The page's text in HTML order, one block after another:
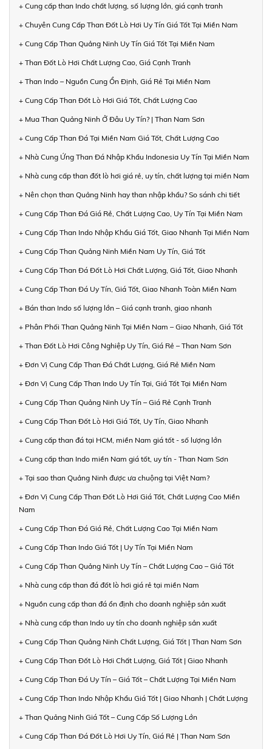
+ Cung cấp than Indo chất lượng, số lượng lớn, giá cạnh tranh
+ Chuyên Cung Cấp Than Đốt Lò Hơi Uy Tín Giá Tốt Tại Miền Nam
+ Cung Cấp Than Quảng Ninh Uy Tín Giá Tốt Tại Miền Nam
+ Than Đốt Lò Hơi Chất Lượng Cao, Giá Cạnh Tranh
+ Than Indo – Nguồn Cung Ổn Định, Giá Rẻ Tại Miền Nam
+ Cung Cấp Than Đốt Lò Hơi Giá Tốt, Chất Lượng Cao
+ Mua Than Quảng Ninh Ở Đâu Uy Tín? | Than Nam Sơn
+ Cung Cấp Than Đá Tại Miền Nam Giá Tốt, Chất Lượng Cao
+ Nhà Cung Ứng Than Đá Nhập Khẩu Indonesia Uy Tín Tại Miền Nam
+ Nhà cung cấp than đốt lò hơi giá rẻ, uy tín, chất lượng tại miền Nam
+ Nên chọn than Quảng Ninh hay than nhập khẩu? So sánh chi tiết
+ Cung Cấp Than Đá Giá Rẻ, Chất Lượng Cao, Uy Tín Tại Miền Nam
+ Cung Cấp Than Indo Nhập Khẩu Giá Tốt, Giao Nhanh Tại Miền Nam
+ Cung Cấp Than Quảng Ninh Miền Nam Uy Tín, Giá Tốt
+ Cung Cấp Than Đá Đốt Lò Hơi Chất Lượng, Giá Tốt, Giao Nhanh
+ Cung Cấp Than Đá Uy Tín, Giá Tốt, Giao Nhanh Toàn Miền Nam
+ Bán than Indo số lượng lớn – Giá cạnh tranh, giao nhanh
+ Phân Phối Than Quảng Ninh Tại Miền Nam – Giao Nhanh, Giá Tốt
+ Than Đốt Lò Hơi Công Nghiệp Uy Tín, Giá Rẻ – Than Nam Sơn
+ Đơn Vị Cung Cấp Than Đá Chất Lượng, Giá Rẻ Miền Nam
+ Đơn Vị Cung Cấp Than Indo Uy Tín Tại, Giá Tốt Tại Miền Nam
+ Cung Cấp Than Quảng Ninh Uy Tín – Giá Rẻ Cạnh Tranh
+ Cung Cấp Than Đốt Lò Hơi Giá Tốt, Uy Tín, Giao Nhanh
+ Cung cấp than đá tại HCM, miền Nam giá tốt - số lượng lớn
+ Cung cấp than Indo miền Nam giá tốt, uy tín - Than Nam Sơn
+ Tại sao than Quảng Ninh được ưa chuộng tại Việt Nam?
+ Đơn Vị Cung Cấp Than Đốt Lò Hơi Giá Tốt, Chất Lượng Cao Miền
Nam
+ Cung Cấp Than Đá Giá Rẻ, Chất Lượng Cao Tại Miền Nam
+ Cung Cấp Than Indo Giá Tốt | Uy Tín Tại Miền Nam
+ Cung Cấp Than Quảng Ninh Uy Tín – Chất Lượng Cao – Giá Tốt
+ Nhà cung cấp than đá đốt lò hơi giá rẻ tại miền Nam
+ Nguồn cung cấp than đá ổn định cho doanh nghiệp sản xuất
+ Nhà cung cấp than Indo uy tín cho doanh nghiệp sản xuất
+ Cung Cấp Than Quảng Ninh Chất Lượng, Giá Tốt | Than Nam Sơn
+ Cung Cấp Than Đốt Lò Hơi Chất Lượng, Giá Tốt | Giao Nhanh
+ Cung Cấp Than Đá Uy Tín – Giá Tốt – Chất Lượng Tại Miền Nam
+ Cung Cấp Than Indo Nhập Khẩu Giá Tốt | Giao Nhanh | Chất Lượng
+ Than Quảng Ninh Giá Tốt – Cung Cấp Số Lượng Lớn
+ Cung Cấp Than Đá Đốt Lò Hơi Uy Tín, Giá Rẻ | Than Nam Sơn